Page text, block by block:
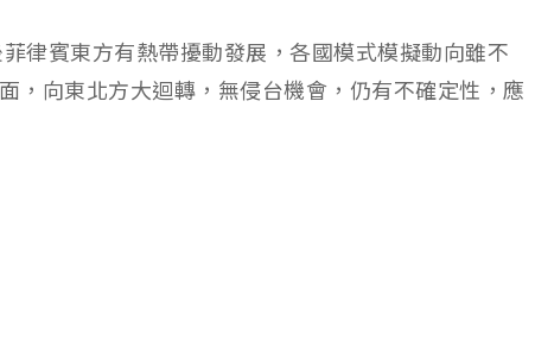
律賓東方有熱帶擾動發展，各國模式模擬動向雖不
，向東北方大迴轉，無侵台機會，仍有不確定性，應